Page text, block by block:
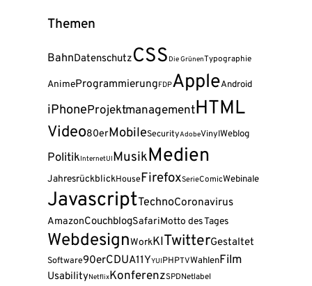
Themen
BahnDatenschutzCSS Die GrünenTypographie
AnimeProgrammierungFDPAppleAndroid
iPhoneProjektmanagementHTML
Video80erMobileSecurityAdobeVinylWeblog
PolitikInternetUIMusikMedien
JahresrückblickHouseFirefoxSerieComicWebinale
JavascriptTechnoCoronavirus
AmazonCouchblogSafariMotto des Tages
WebdesignWorkKITwitterGestaltet
Software90erCDUA11YYUIPHPTVWahlenFilm
UsabilityNetflixKonferenzSPDNetlabel